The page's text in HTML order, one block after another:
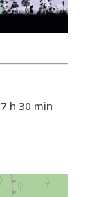
h 30 min